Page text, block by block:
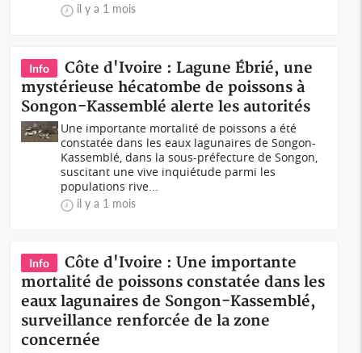
il y a 1 mois
Info
Côte d'Ivoire : Lagune Ébrié, une
mystérieuse hécatombe de poissons à
Songon-Kassemblé alerte les autorités
Une importante mortalité de poissons a été
constatée dans les eaux lagunaires de Songon-
Kassemblé, dans la sous-préfecture de Songon,
suscitant une vive inquiétude parmi les
populations rive...
il y a 1 mois
Info
Côte d'Ivoire : Une importante
mortalité de poissons constatée dans les
eaux lagunaires de Songon-Kassemblé,
surveillance renforcée de la zone
concernée